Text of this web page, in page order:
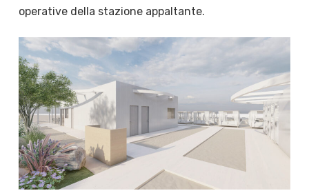
operative della stazione appaltante.